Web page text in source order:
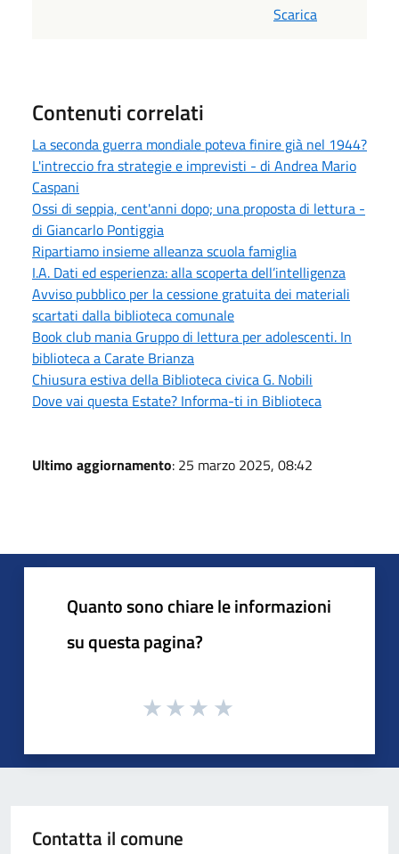
Scarica
Contenuti correlati
La seconda guerra mondiale poteva finire già nel 1944?
L'intreccio fra strategie e imprevisti - di Andrea Mario
Caspani
Ossi di seppia, cent'anni dopo; una proposta di lettura -
di Giancarlo Pontiggia
Ripartiamo insieme alleanza scuola famiglia
I.A. Dati ed esperienza: alla scoperta dell’intelligenza
Avviso pubblico per la cessione gratuita dei materiali
scartati dalla biblioteca comunale
Book club mania Gruppo di lettura per adolescenti. In
biblioteca a Carate Brianza
Chiusura estiva della Biblioteca civica G. Nobili
Dove vai questa Estate? Informa-ti in Biblioteca
Ultimo aggiornamento: 25 marzo 2025, 08:42
Quanto sono chiare le informazioni
su questa pagina?
Contatta il comune